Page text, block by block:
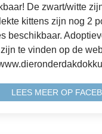
De zwart/witte
kittens zijn nog 2
beschikbaar.
te vinden op de
LEES MEER OP